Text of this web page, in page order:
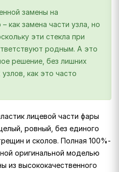
замены на
как замена части узла, но
эти стекла при
родным. А это
решение, без лишних
как это часто
лицевой части фары
ровный, без единого
и сколов. Полная 100%-
оригинальной моделью
из высококачественного